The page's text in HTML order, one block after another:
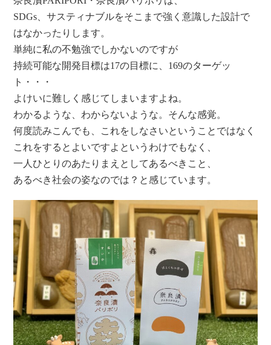
SDGs、サスティナブルをそこまで強く意識した設計で
はなかったりします。
単純に私の不勉強でしかないのですが
持続可能な開発目標は17の目標に、169のターゲッ
ト・・・
よけいに難しく感じてしまいますよね。
わかるような、わからないような。そんな感覚。
何度読みこんでも、これをしなさいということではなく
これをするとよいですよというわけでもなく、
一人ひとりのあたりまえとしてあるべきこと、
あるべき社会の姿なのでは？と感じています。